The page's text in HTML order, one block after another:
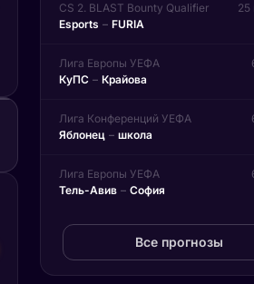
CS 2. BLAST Bounty Qualifier
25
Esports – FURIA
Лига Европы УЕФА
КуПС – Крайова
Лига Конференций УЕФА
Яблонец – школа
Лига Европы УЕФА
Тель-Авив – София
Все прогнозы